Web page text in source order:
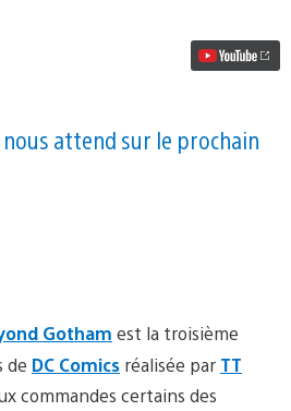
personnages
exclusifs
nous attend sur le prochain
Gotham est la troisième
de DC Comics réalisée par TT
commandes certains des